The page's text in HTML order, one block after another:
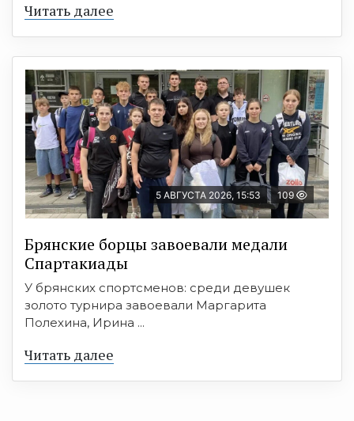
Читать далее
5 АВГУСТА 2026, 15:53 109
Брянские борцы завоевали медали
Спартакиады
У брянских спортсменов: среди девушек
золото турнира завоевали Маргарита
Полехина, Ирина ...
Читать далее